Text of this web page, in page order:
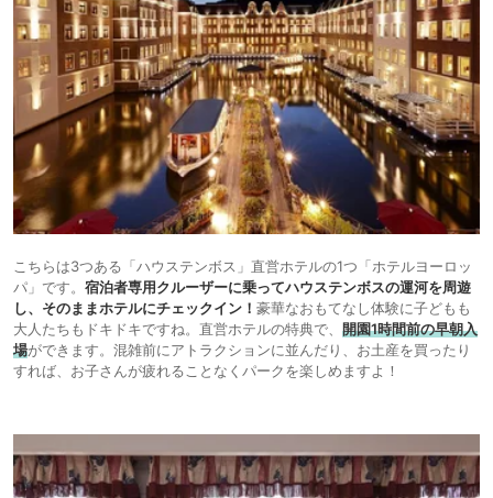
こちらは3つある「ハウステンボス」直営ホテルの1つ「ホテルヨーロッ
パ」です。 宿泊者専用クルーザーに乗ってハウステンボスの運河を周遊
し、そのままホテルにチェックイン！ 豪華なおもてなし体験に子どもも
大人たちもドキドキですね。直営ホテルの特典で、 開園1時間前の早朝入
場ができます。混雑前にアトラクションに並んだり、お土産を買ったり
すれば、お子さんが疲れることなくパークを楽しめますよ！